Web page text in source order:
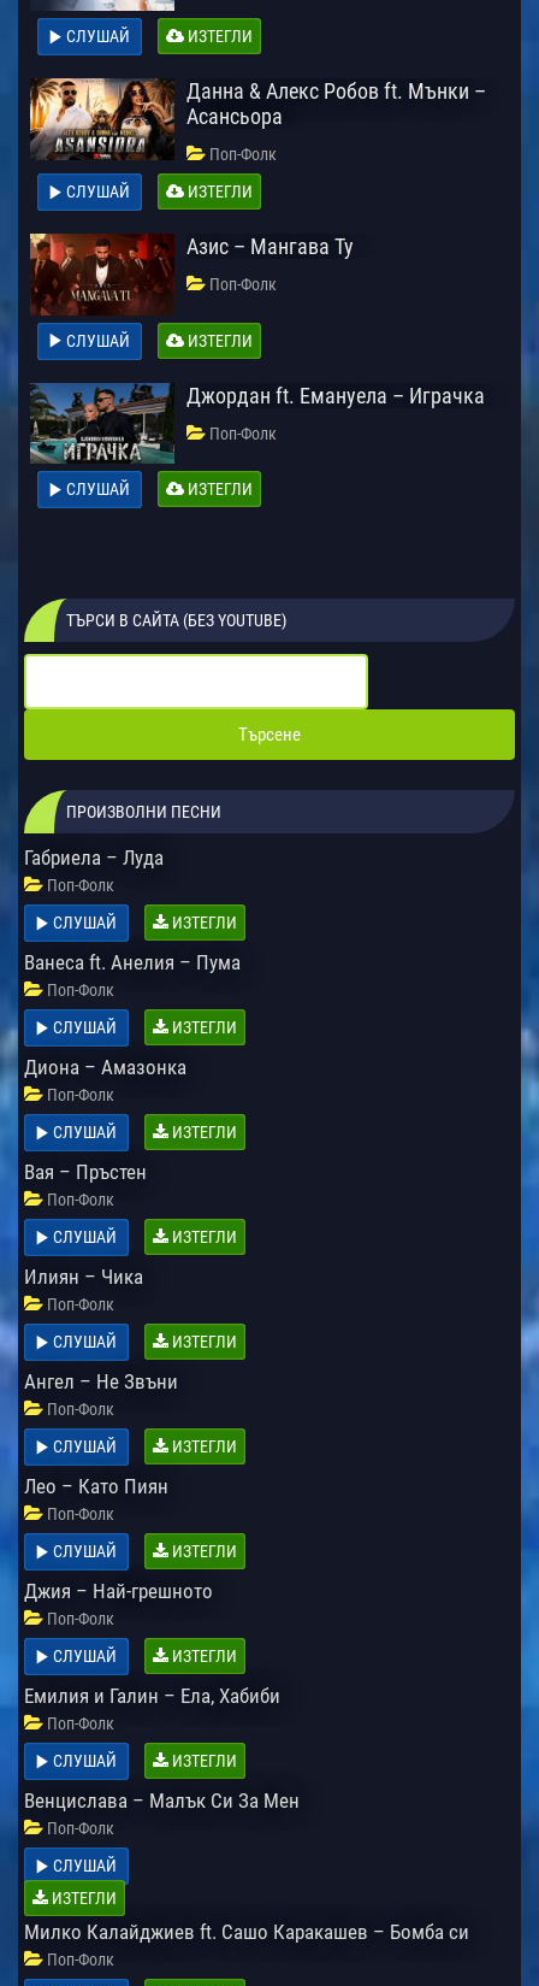
СЛУШАЙ ИЗТЕГЛИ
Данна & Алекс Робов ft. Мънки –
Асансьора
Поп-Фолк
СЛУШАЙ
ИЗТЕГЛИ
Азис – Мангава Ту
Поп-Фолк
СЛУШАЙ ИЗТЕГЛИ
Джордан ft. Емануела – Играчка
Поп-Фолк
СЛУШАЙ ИЗТЕГЛИ
ТЪРСИ В САЙТА (БЕЗ YOUTUBE)
ПРОИЗВОЛНИ ПЕСНИ
Габриела – Луда
Поп-Фолк
СЛУШАЙ
ИЗТЕГЛИ
Ванеса ft. Анелия – Пума
Поп-Фолк
СЛУШАЙ
ИЗТЕГЛИ
Диона – Амазонка
Поп-Фолк
СЛУШАЙ
ИЗТЕГЛИ
Вая – Пръстен
Поп-Фолк
СЛУШАЙ
ИЗТЕГЛИ
Илиян – Чика
Поп-Фолк
СЛУШАЙ
ИЗТЕГЛИ
Ангел – Не Звъни
Поп-Фолк
СЛУШАЙ
ИЗТЕГЛИ
Лео – Като Пиян
Поп-Фолк
СЛУШАЙ
ИЗТЕГЛИ
Джия – Най-грешното
Поп-Фолк
СЛУШАЙ
ИЗТЕГЛИ
Емилия и Галин – Ела, Хабиби
Поп-Фолк
СЛУШАЙ
ИЗТЕГЛИ
Венцислава – Малък Си За Мен
Поп-Фолк
СЛУШАЙ
ИЗТЕГЛИ
Милко Калайджиев ft. Сашо Каракашев – Бомба си
Поп-Фолк